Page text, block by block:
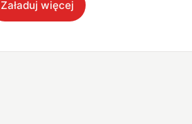
Załaduj więcej